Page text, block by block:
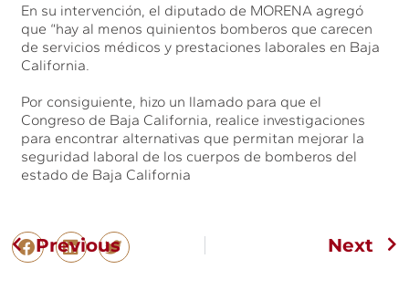
En su intervención, el diputado de MORENA agregó
que “hay al menos quinientos bomberos que carecen
de servicios médicos y prestaciones laborales en Baja
California.
Por consiguiente, hizo un llamado para que el
Congreso de Baja California, realice investigaciones
para encontrar alternativas que permitan mejorar la
seguridad laboral de los cuerpos de bomberos del
estado de Baja California
Previous Next